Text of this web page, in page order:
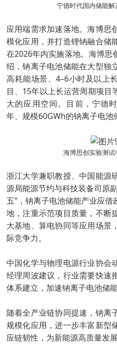
宁德时代国内储能解
应用端需求加速落地。海博思
模化应用，并打造锂钠融合储
在2026年内实施落地。海博思
绍，钠离子电池储能在大型独
高耗能场景、4–6小时及以上
目、15年以上长运营周期项目
大的应用空间。目前，宁德
年、规模60GWh的钠离子电池
海博思创实验测
浙江大学兼职教授、中国能源
源局能源节约与科技装备司原
五”，钠离子电池储能产业应
地，注重示范项目质量，不断
大基地、算电协同等应用场景
际竞争力。
中国化学与物理电源行业协会
经理周波建议，行业需要快速
体系建立，加速钠离子电池储
随着全产业链协同提速，钠离
规模化应用，进一步丰富新型
应链韧性，为新能源高质量发